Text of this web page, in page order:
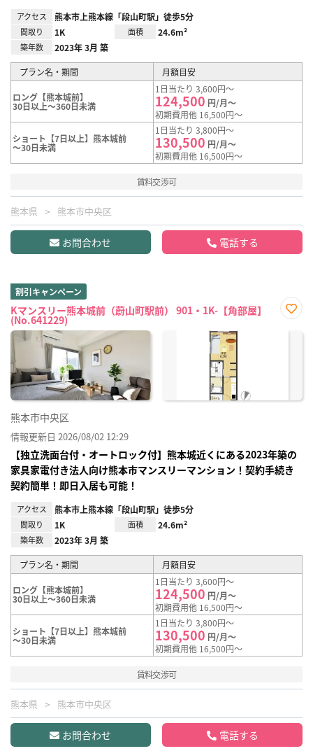
アクセス 熊本市上熊本線「段山町駅」徒歩5分
間取り 1K 面積 24.6m²
築年数 2023年 3月 築
プラン名・期間 月額目安
ロング【熊本城前】
30日以上～360日未満
1日当たり 3,600円～
124,500 円/月～
初期費用他 16,500円～
ショート【7日以上】熊本城前
～30日未満
1日当たり 3,800円～
130,500 円/月～
初期費用他 16,500円～
賃料交渉可
熊本県 熊本市中央区
お問合わせ 電話する
割引キャンペーン
Kマンスリー熊本城前（蔚山町駅前） 901・1K-【角部屋】
(No.641229)
に入
熊本市中央区
情報更新日 2026/08/02 12:29
【独立洗面台付・オートロック付】熊本城近くにある2023年築の
家具家電付き法人向け熊本市マンスリーマンション！契約手続き
契約簡単！即日入居も可能！
アクセス 熊本市上熊本線「段山町駅」徒歩5分
間取り 1K 面積 24.6m²
築年数 2023年 3月 築
プラン名・期間 月額目安
ロング【熊本城前】
30日以上～360日未満
1日当たり 3,600円～
124,500 円/月～
初期費用他 16,500円～
ショート【7日以上】熊本城前
～30日未満
1日当たり 3,800円～
130,500 円/月～
初期費用他 16,500円～
賃料交渉可
熊本県 熊本市中央区
お問合わせ 電話する